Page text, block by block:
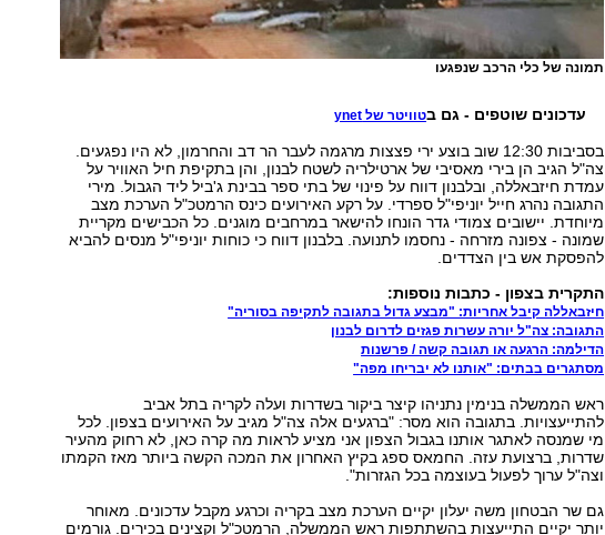
תמונה של כלי הרכב שנפגעו
עדכונים שוטפים - גם בטוויטר של ynet
בסביבות 12:30 שוב בוצע ירי פצצות מרגמה לעבר הר דב והחרמון, לא היו נפגעים.
צה"ל הגיב הן בירי מאסיבי של ארטילריה לשטח לבנון, והן בתקיפת חיל האוויר על
עמדת חיזבאללה, ובלבנון דווח על פינוי של בתי ספר בבינת ג'ביל ליד הגבול. מירי
התגובה נהרג חייל יוניפי"ל ספרדי. על רקע האירועים כינס הרמטכ"ל הערכת מצב
מיוחדת. יישובים צמודי גדר הונחו להישאר במרחבים מוגנים. כל הכבישים מקריית
שמונה - צפונה מזרחה - נחסמו לתנועה. בלבנון דווח כי כוחות יוניפי"ל מנסים להביא
להפסקת אש בין הצדדים.
התקרית בצפון - כתבות נוספות:
חיזבאללה קיבל אחריות: "מבצע גדול בתגובה לתקיפה בסוריה"
התגובה: צה"ל יורה עשרות פגזים לדרום לבנון
הדילמה: הרגעה או תגובה קשה / פרשנות
מסתגרים בבתים: "אותנו לא יבריחו מפה"
ראש הממשלה בנימין נתניהו קיצר ביקור בשדרות ועלה לקריה בתל אביב
להתייעצויות. בתגובה הוא מסר: "ברגעים אלה צה"ל מגיב על האירועים בצפון. לכל
מי שמנסה לאתגר אותנו בגבול הצפון אני מציע לראות מה קרה כאן, לא רחוק מהעיר
שדרות, ברצועת עזה. החמאס ספג בקיץ האחרון את המכה הקשה ביותר מאז הקמתו
וצה"ל ערוך לפעול בעוצמה בכל הגזרות".
גם שר הבטחון משה יעלון יקיים הערכת מצב בקריה וכרגע מקבל עדכונים. מאוחר
יותר יקיים התייעצות בהשתתפות ראש הממשלה, הרמטכ"ל וקצינים בכירים. גורמים